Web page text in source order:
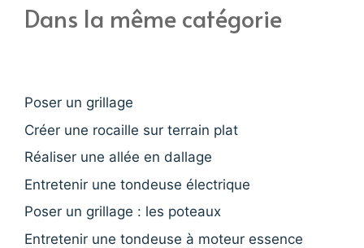
Dans la même catégorie
Poser un grillage
Créer une rocaille sur terrain plat
Réaliser une allée en dallage
Entretenir une tondeuse électrique
Poser un grillage : les poteaux
Entretenir une tondeuse à moteur essence